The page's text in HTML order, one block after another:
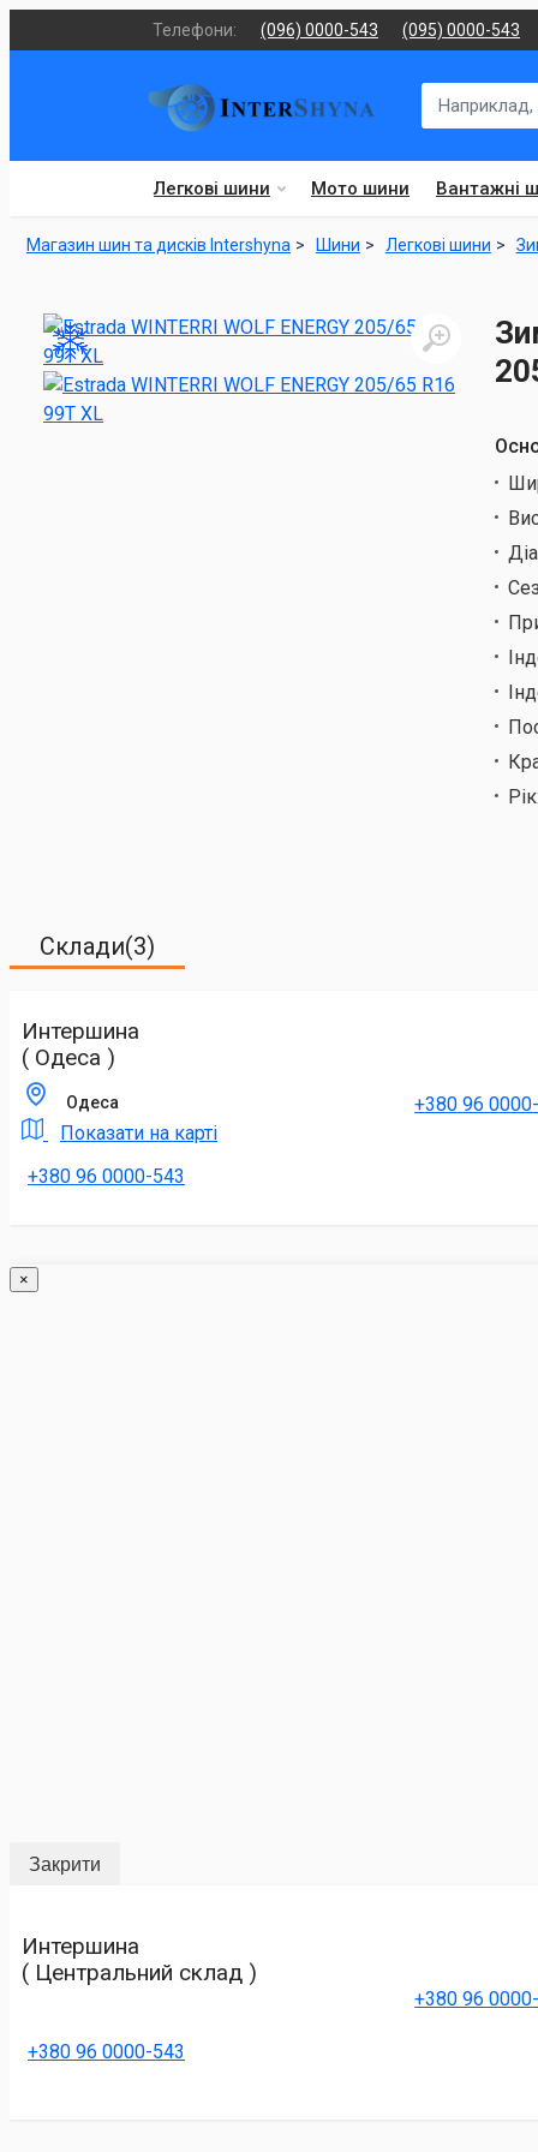
Телефони: (096) 0000-543 (095) 0000-543
Легкові шини Мото шини Вантажні
Магазин шин та дисків Intershyna Шини Легкові шини
Склади(3)
Интершина
( Одеса )
Одеса
Показати на карті
+380 96 0000-543
+380 96
×
Закрити
Интершина
( Центральний склад )
+380 96 0000-543
+380 96